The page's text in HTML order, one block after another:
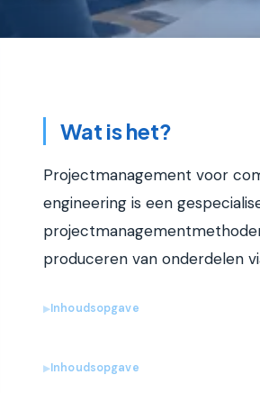
Wat is het?
Projectmanagement voor
engineering is een
produceren van onderdelen
▶Inhoudsopgave
▶Inhoudsopgave